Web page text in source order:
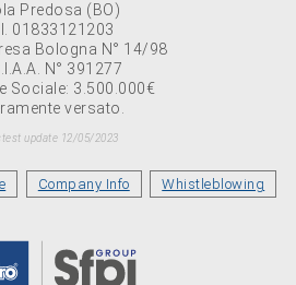
Predosa (BO)
01833121203
Bologna N° 14/98
N° 391277
Sociale: 3.500.000€
versato.
update 12/05/2023
Company Info Whistleblowing